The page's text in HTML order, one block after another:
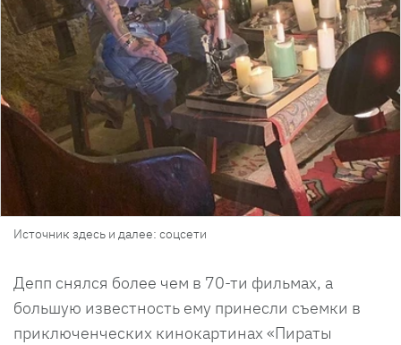
Источник здесь и далее: соцсети
Депп снялся более чем в 70-ти фильмах, а
большую известность ему принесли съемки в
приключенческих кинокартинах «Пираты